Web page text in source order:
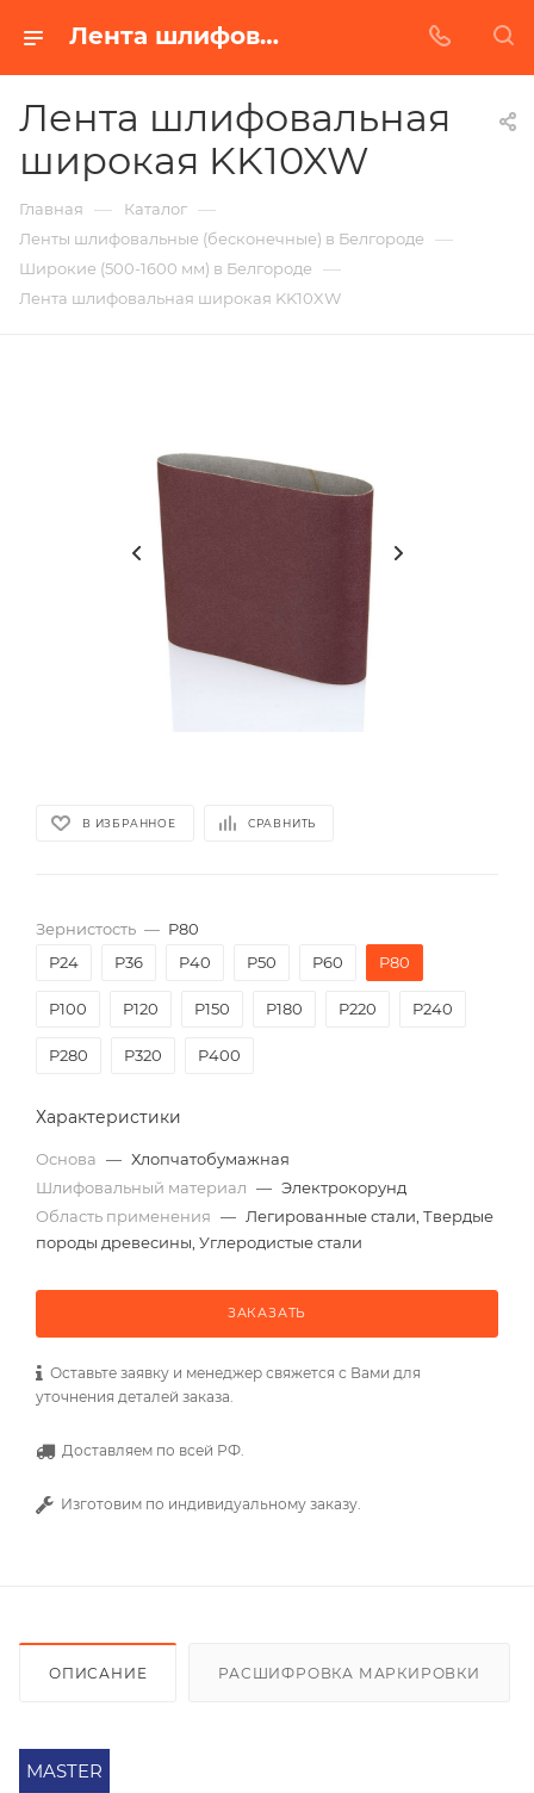
Лента шлифовальная широкая KK10XW в Белгороде | Купить по недорогой цене от Абразивного Завода
Лента шлифовальная
широкая KK10XW
Главная — Каталог —
Ленты шлифовальные (бесконечные) в Белгороде —
Широкие (500-1600 мм) в Белгороде —
Лента шлифовальная широкая KK10XW
В ИЗБРАННОЕ СРАВНИТЬ
Зернистость — P80
P24
P36 P40 P50 P60 P80
P100 P120 P150 P180 P220 P240
P280 P320 P400
Характеристики
Основа — Хлопчатобумажная
Шлифовальный материал — Электрокорунд
Область применения — Легированные стали, Твердые
породы древесины, Углеродистые стали
ЗАКАЗАТЬ
Оставьте заявку и менеджер свяжется с Вами для
уточнения деталей заказа.
Доставляем по всей РФ.
Изготовим по индивидуальному заказу.
ОПИСАНИЕ РАСШИФРОВКА МАРКИРОВКИ
MASTER